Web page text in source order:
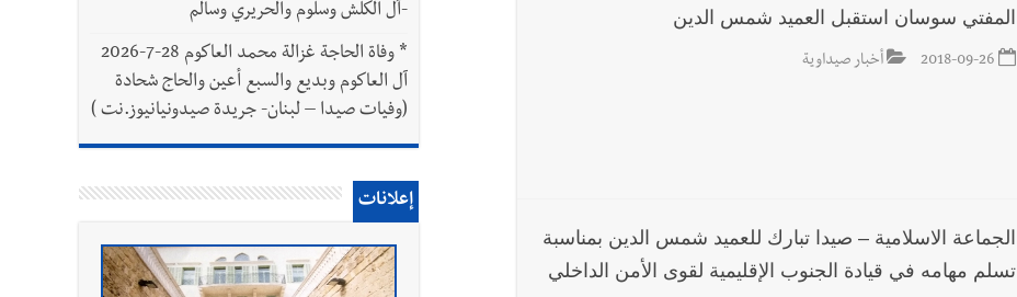
المفتي سوسان استقبل العميد شمس الدين
2018-09-26 أخبار صيداوية
الجماعة الاسلامية – صيدا تبارك للعميد شمس الدين بمناسبة
تسلم مهامه في قيادة الجنوب الإقليمية لقوى الأمن الداخلي
-آل الكلش وسلوم والحريري وسالم
*
وفاة الحاجة غزالة محمد العاكوم 28-7-2026
آل العاكوم وبديع والسبع أعين والحاج شحادة
(وفيات صيدا – لبنان- جريدة صيدونيانيوز.نت )
إعلانات